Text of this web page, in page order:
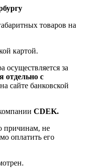
товаров на
картой.
осуществляется за
отдельно с
сайте банковской
СDEK.
причинам, не
оплатить его